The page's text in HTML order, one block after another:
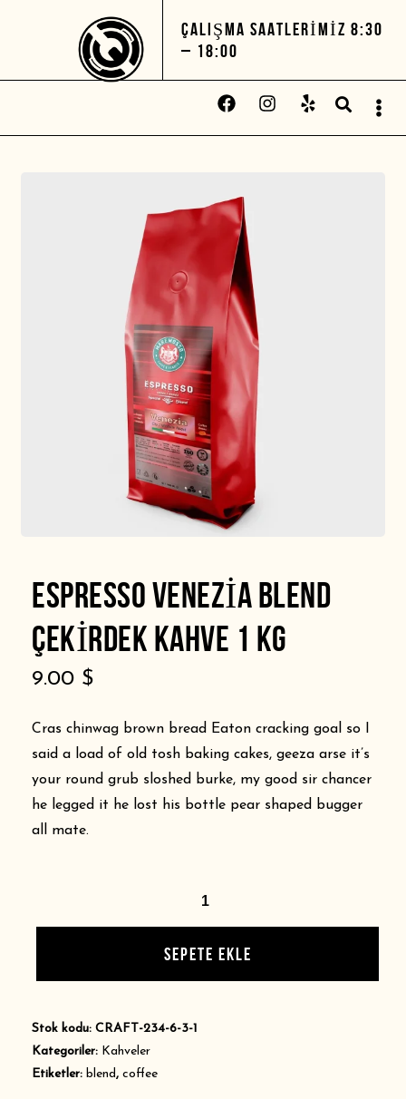
ÇALIŞMA SAATLERIMIZ 8:30
– 18:00
ESPRESSO VENEZIA BLEND
ÇEKIRDEK KAHVE 1 KG
9.00 $
Cras chinwag brown bread Eaton cracking goal so I
said a load of old tosh baking cakes, geeza arse it’s
your round grub sloshed burke, my good sir chancer
he legged it he lost his bottle pear shaped bugger
all mate.
SEPETE EKLE
Stok kodu: CRAFT-234-6-3-1
Kategoriler: Kahveler
Etiketler: blend, coffee